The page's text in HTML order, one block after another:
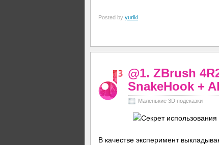
Posted by yuriki
@1. ZBrush
SnakeHook +
Маленькие 3D подсказки
В качестве эксперимент